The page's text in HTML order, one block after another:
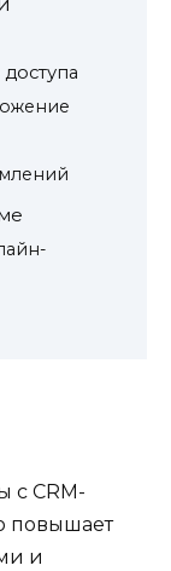
с CRM-
повышает
и